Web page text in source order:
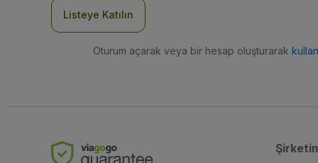
Listeye Katılın
Oturum açarak veya bir hesap oluşturarak